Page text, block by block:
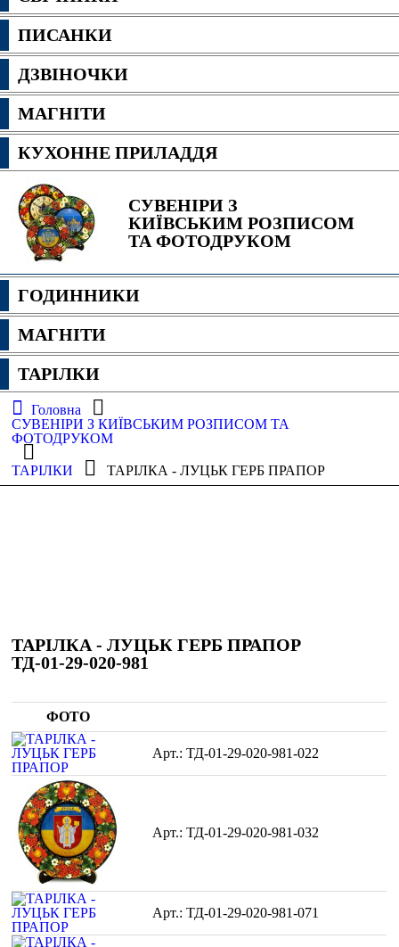
ПИСАНКИ
ДЗВІНОЧКИ
МАГНІТИ
КУХОННЕ ПРИЛАДДЯ
СУВЕНІРИ З
КИЇВСЬКИМ РОЗПИСОМ
ТА ФОТОДРУКОМ
ГОДИННИКИ
МАГНІТИ
ТАРІЛКИ
Головна
СУВЕНІРИ З КИЇВСЬКИМ РОЗПИСОМ ТА
ФОТОДРУКОМ
ТАРІЛКИ ТАРІЛКА - ЛУЦЬК ГЕРБ ПРАПОР
ТАРІЛКА - ЛУЦЬК ГЕРБ ПРАПОР
ТД-01-29-020-981
ФОТО
ТД-01-29-020-981-022
ТД-01-29-020-981-032
ТД-01-29-020-981-071